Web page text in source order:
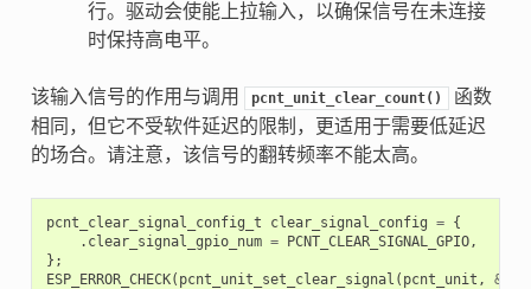
行。驱动会使能上拉输入，以确保信号在未连接
时保持高电平。
该输入信号的作用与调用 pcnt_unit_clear_count()
函数
相同，但它不受软件延迟的限制，更适用于需要低延迟
的场合。请注意，该信号的翻转频率不能太高。
pcnt_clear_signal_config_t clear_signal_config = {
. clear_signal_gpio_num = PCNT_CLEAR_SIGNAL_GPIO,
};
ESP_ERROR_CHECK( pcnt_unit_set_clear_signal ( pcnt_unit , &